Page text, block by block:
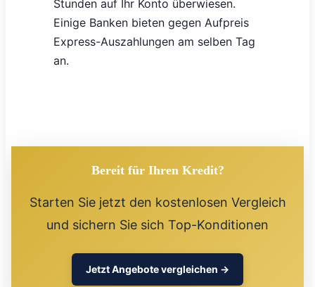
Stunden auf Ihr Konto überwiesen.
Einige Banken bieten gegen Aufpreis
Express-Auszahlungen am selben Tag
an.
Bereit für Ihren Kredit?
Starten Sie jetzt den kostenlosen Vergleich
und sichern Sie sich Top-Konditionen
Jetzt Angebote vergleichen →